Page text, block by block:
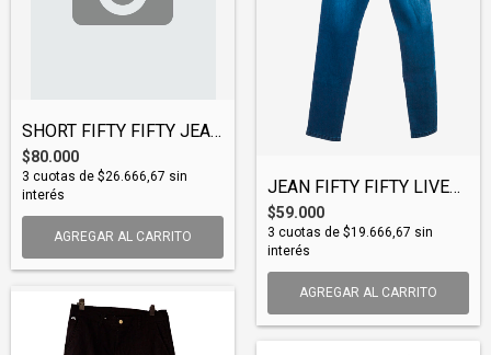
SHORT FIFTY FIFTY JEAN (WSFIF003)
$80.000
3 cuotas de $26.666,67 sin
interés
AGREGAR AL CARRITO
JEAN FIFTY FIFTY LIVERPOOL (JEAFIF001)
$59.000
3 cuotas de $19.666,67 sin
interés
AGREGAR AL CARRITO